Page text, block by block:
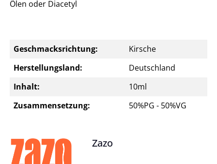
Ölen oder Diacetyl
Geschmacksrichtung:
Kirsche
Herstellungsland:
Deutschland
Inhalt:
10ml
Zusammensetzung:
50%PG - 50%VG
Zazo